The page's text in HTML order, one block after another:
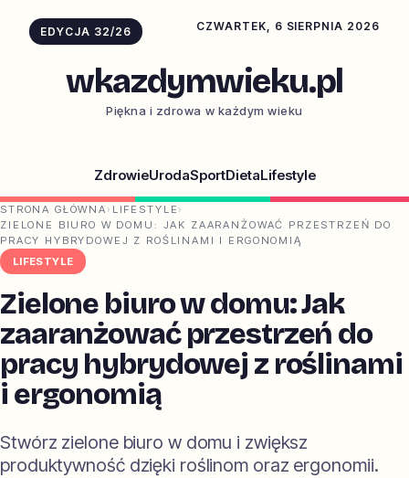
EDYCJA 32/26 CZWARTEK, 6 SIERPNIA 2026
wkazdymwieku.pl
Piękna i zdrowa w każdym wieku
ZdrowieUrodaSportDietaLifestyle
STRONA GŁÓWNA › LIFESTYLE ›
ZIELONE BIURO W DOMU: JAK ZAARANŻOWAĆ PRZESTRZEŃ DO
PRACY HYBRYDOWEJ Z ROŚLINAMI I ERGONOMIĄ
LIFESTYLE
Zielone biuro w domu: Jak
zaaranżować przestrzeń do
pracy hybrydowej z roślinami
i ergonomią
Stwórz zielone biuro w domu i zwiększ
produktywność dzięki roślinom oraz ergonomii.